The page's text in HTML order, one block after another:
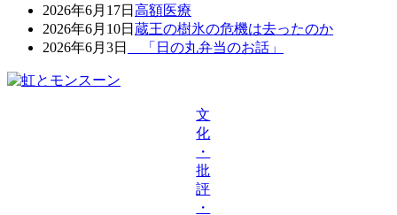
2026年6月17日 高額医療
2026年6月10日 蔵王の樹氷の危機は去ったのか
2026年6月3日
「日の丸弁当のお話」
文
化
・
批
評
・